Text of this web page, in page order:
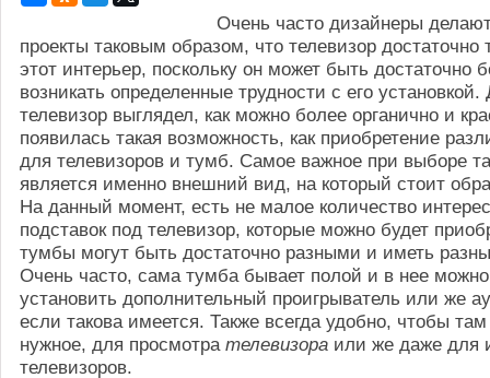
Очень часто дизайнеры
проекты таковым образом, что телевизор достаточно
этот интерьер, поскольку он может быть достаточно
возникать определенные трудности с его
телевизор выглядел, как можно более органично и
появилась такая возможность, как приобретение
для телевизоров и тумб. Самое важное при выборе
является именно внешний вид, на который стоит
На данный момент, есть не малое количество
подставок под телевизор, которые можно будет
тумбы могут быть достаточно разными и иметь
Очень часто, сама тумба бывает полой и в нее
установить дополнительный проигрыватель или же
если такова имеется. Также всегда удобно, чтобы
нужное, для просмотра телевизора или же даже для
телевизоров.